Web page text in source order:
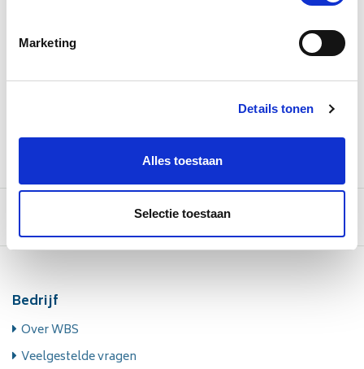
Marketing
Details tonen
Alles toestaan
Selectie toestaan
Bereken kosten
Luchtvracht,zeevracht
Bedrijf
Over WBS
Veelgestelde vragen